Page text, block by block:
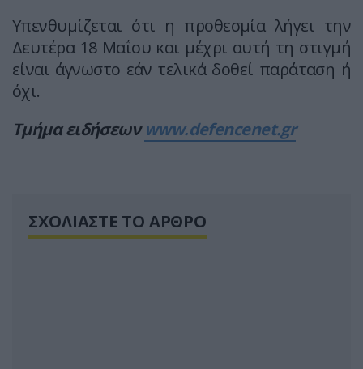
Υπενθυμίζεται ότι η προθεσμία λήγει την
Δευτέρα 18 Μαΐου και μέχρι αυτή τη στιγμή
είναι άγνωστο εάν τελικά δοθεί παράταση ή
όχι.
Τμήμα ειδήσεωνwww.defencenet.gr
ΣΧΟΛΙΑΣΤΕ ΤΟ ΑΡΘΡΟ